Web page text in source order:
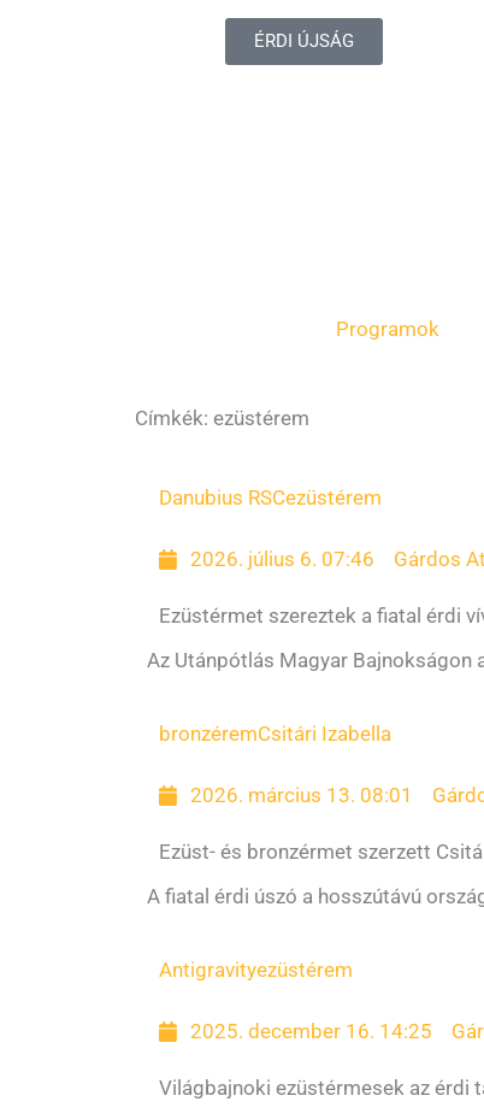
ÉRDI ÚJSÁG
Programok
Címkék: ezüstérem
Danubius RSCezüstérem
2026. július 6. 07:46 Gárdos
Ezüstérmet szereztek a fiatal érdi
Az Utánpótlás Magyar Bajnokságon
bronzéremCsitári Izabella
2026. március 13. 08:01
Ezüst- és bronzérmet szerzett
A fiatal érdi úszó a hosszútávú
Antigravityezüstérem
2025. december 16. 14:25
Világbajnoki ezüstérmesek az érdi